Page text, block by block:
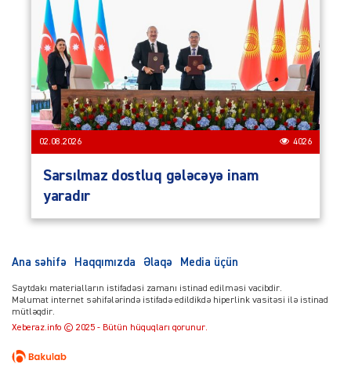
02.08.2026 4026
Sarsılmaz dostluq gələcəyə inam
yaradır
Ana səhifə Haqqımızda Əlaqə Media üçün
Saytdakı materialların istifadəsi zamanı istinad edilməsi vacibdir.
Məlumat internet səhifələrində istifadə edildikdə hiperlink vasitəsi ilə istinad
mütləqdir.
Xeberaz.info © 2025 - Bütün hüquqları qorunur.